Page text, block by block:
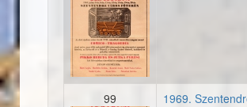
99 1969.